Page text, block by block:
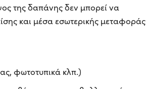
της δαπάνης δεν μπορεί να
και μέσα εσωτερικής μεταφοράς
φωτοτυπικά κλπ.)